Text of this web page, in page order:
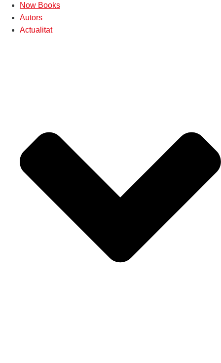
Now Books
Autors
Actualitat